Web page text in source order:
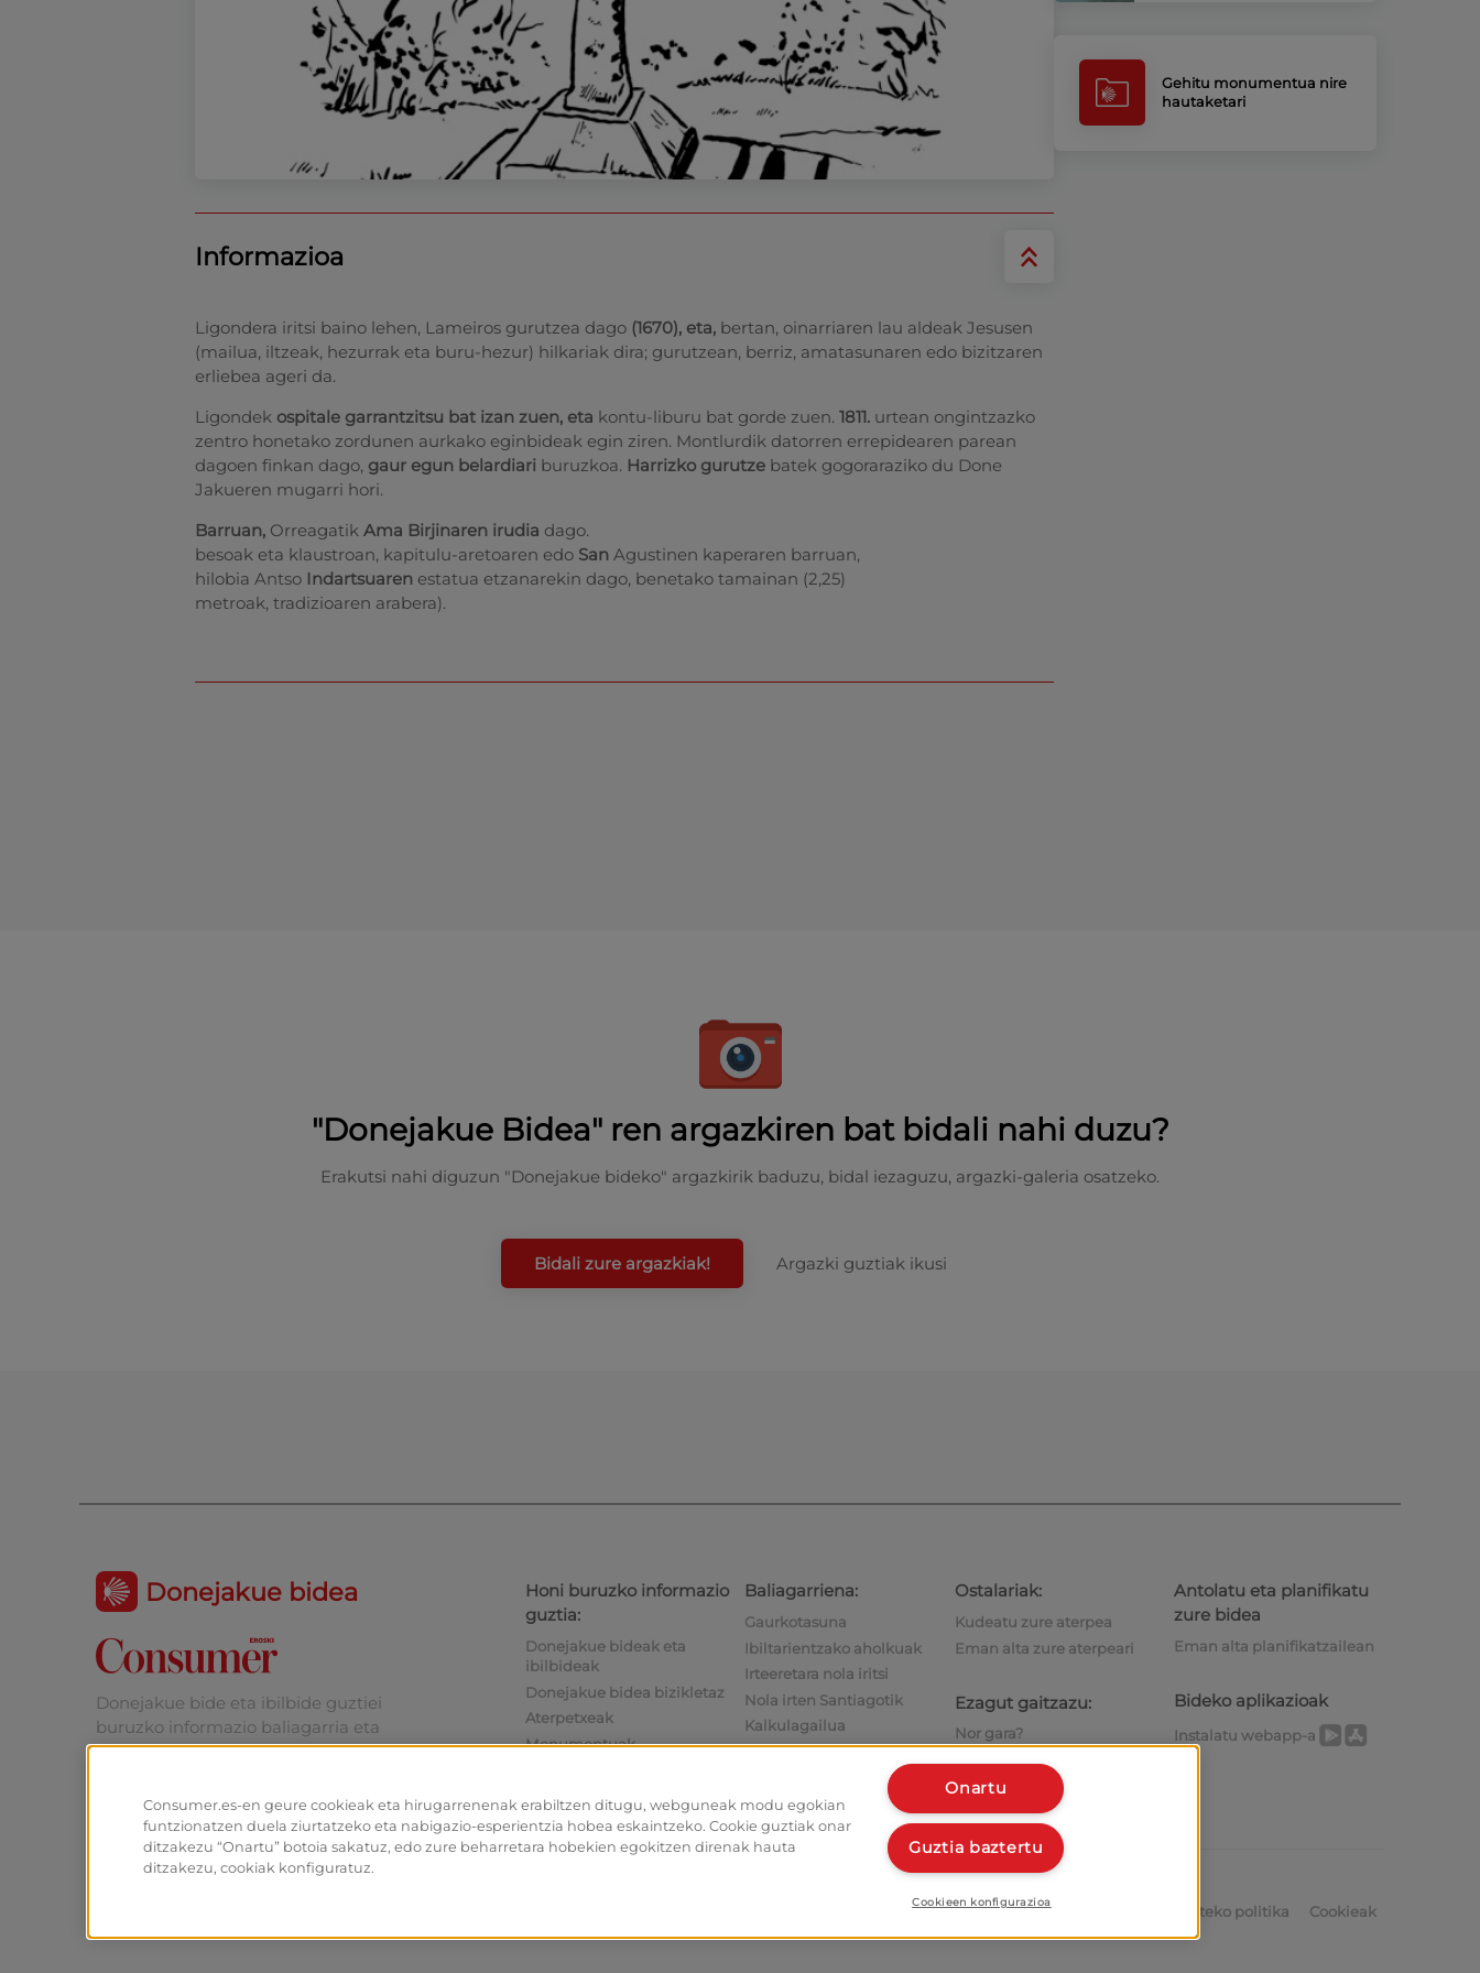
Informazioa
Ligondera iritsi baino lehen, Lameiros gurutzea dago (1670), eta, bertan, oinarriaren lau aldeak Jesusen
(mailua, iltzeak, hezurrak eta buru-hezur) hilkariak dira; gurutzean, berriz, amatasunaren edo bizitzaren
erliebea ageri da.
Ligondek ospitale garrantzitsu bat izan zuen, eta kontu-liburu bat gorde zuen. 1811. urtean ongintzazko
zentro honetako zordunen aurkako eginbideak egin ziren. Montlurdik datorren errepidearen parean
dagoen finkan dago, gaur egun belardiari buruzkoa. Harrizko gurutze batek gogoraraziko du Done
Jakueren mugarri hori.
Barruan, Orreagatik Ama Birjinaren irudia dago.
besoak eta klaustroan, kapitulu-aretoaren edo San Agustinen kaperaren barruan,
hilobia Antso Indartsuaren estatua etzanarekin dago, benetako tamainan (2,25)
metroak, tradizioaren arabera).
Gehitu monumentua nire
hautaketari
"Donejakue Bidea" ren argazkiren bat bidali nahi duzu?
Erakutsi nahi diguzun "Donejakue bideko" argazkirik baduzu, bidal iezaguzu, argazki-galeria osatzeko.
Bidali zure argazkiak! Argazki guztiak ikusi
Donejakue bidea
Donejakue bide eta ibilbide guztiei
buruzko informazio baliagarria eta
praktikoa.
Honi buruzko informazio
guztia:
Donejakue bideak eta
ibilbideak
Donejakue bidea bizikletaz
Aterpetxeak
Monumentuak
Donejakue bideko argazkiak
Baliagarriena:
Gaurkotasuna
Ibiltarientzako aholkuak
Irteeretara nola iritsi
Nola irten Santiagotik
Kalkulagailua
Historia
Ostalariak:
Kudeatu zure aterpea
Eman alta zure aterpeari
Ezagut gaitzazu:
Nor gara?
Antolatu eta planifikatu
zure bidea
Eman alta planifikatzailean
Bideko aplikazioak
Instalatu webapp-a
Lege oharra Datuak babesteko politika Cookieak
Consumer.es-en geure cookieak eta hirugarrenenak erabiltzen ditugu, webguneak modu egokian
funtzionatzen duela ziurtatzeko eta nabigazio-esperientzia hobea eskaintzeko. Cookie guztiak onar
ditzakezu “Onartu” botoia sakatuz, edo zure beharretara hobekien egokitzen direnak hauta
ditzakezu, cookiak konfiguratuz.
Onartu
Guztia baztertu
Cookieen konfigurazioa